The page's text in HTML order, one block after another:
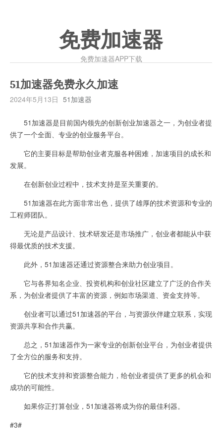
免费加速器
免费加速器APP下载
51加速器免费永久加速
2024年5月13日 51加速器
51加速器是目前国内领先的创新创业加速器之一，为创业者提
供了一个全面、专业的创业服务平台。
它的主要目标是帮助创业者克服各种困难，加速项目的成长和
发展。
在创新创业过程中，技术支持是至关重要的。
51加速器在此方面非常出色，提供了雄厚的技术资源和专业的
工程师团队。
无论是产品设计、技术研发还是市场推广，创业者都能从中获
得最优质的技术支援。
此外，51加速器还通过资源整合来助力创业项目。
它与各界知名企业、投资机构和创业社区建立了广泛的合作关
系，为创业者提供了丰富的资源，例如市场渠道、资金支持等。
创业者可以通过51加速器的平台，与资源伙伴建立联系，实现
资源共享和合作共赢。
总之，51加速器作为一家专业的创新创业平台，为创业者提供
了全方位的服务和支持。
它的技术支持和资源整合能力，给创业者提供了更多的机会和
成功的可能性。
如果你正打算创业，51加速器将成为你的最佳利器。
#3#